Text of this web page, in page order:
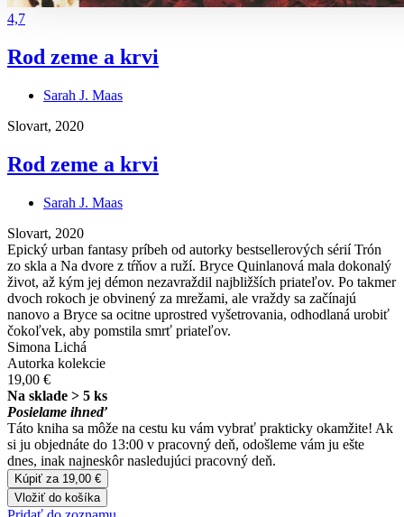
4,7
Rod zeme a krvi
Sarah J. Maas
Slovart, 2020
Rod zeme a krvi
Sarah J. Maas
Slovart, 2020
Epický urban fantasy príbeh od autorky bestsellerových sérií Trón
zo skla a Na dvore z tŕňov a ruží. Bryce Quinlanová mala dokonalý
život, až kým jej démon nezavraždil najbližších priateľov. Po takmer
dvoch rokoch je obvinený za mrežami, ale vraždy sa začínajú
nanovo a Bryce sa ocitne uprostred vyšetrovania, odhodlaná urobiť
čokoľvek, aby pomstila smrť priateľov.
Simona Lichá
Autorka kolekcie
19,00 €
Na sklade > 5 ks
Posielame ihneď
Táto kniha sa môže na cestu ku vám vybrať prakticky okamžite! Ak
si ju objednáte do 13:00 v pracovný deň, odošleme vám ju ešte
dnes, inak najneskôr nasledujúci pracovný deň.
Kúpiť za 19,00 €
Vložiť do košíka